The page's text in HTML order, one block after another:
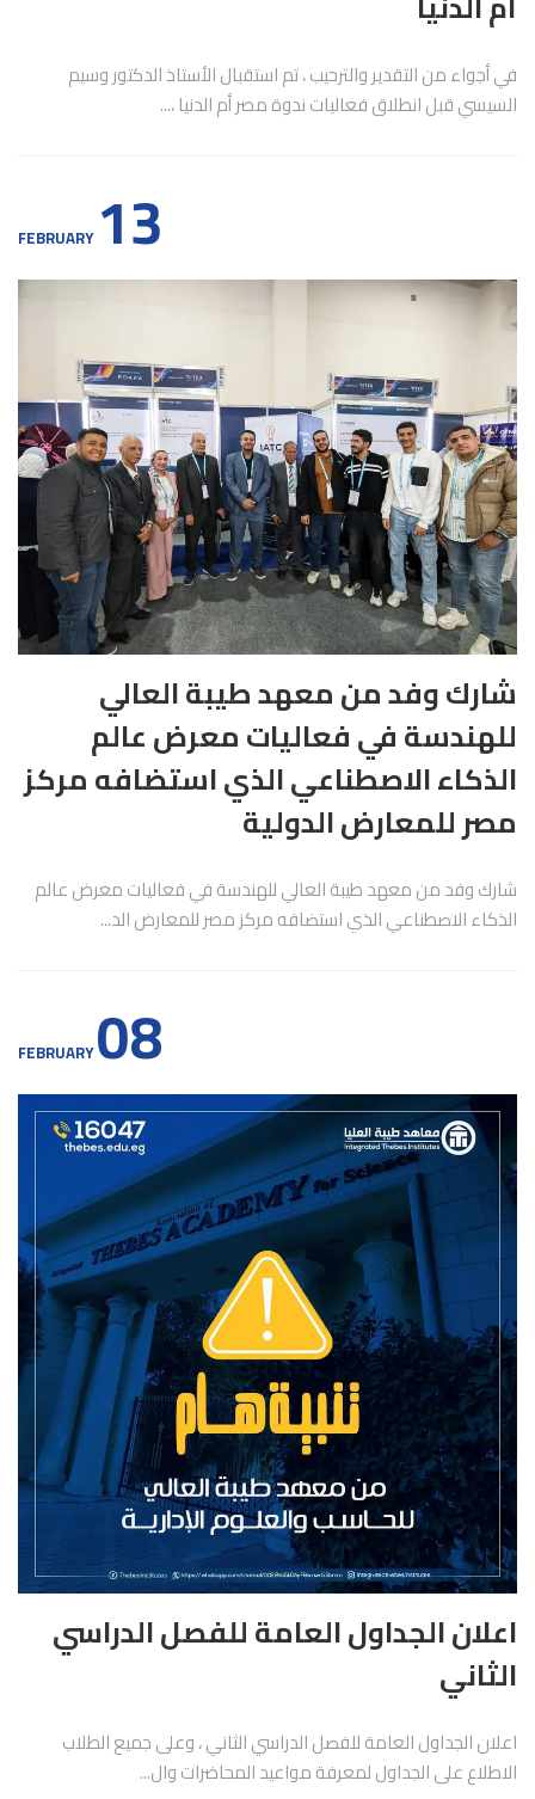
في أجواء من التقدير والترحيب ، تم استقبال الأستاذ الدكتور وسيم
السيسي قبل انطلاق فعاليات ندوة مصر أم الدنيا ،...
13
FEBRUARY
شارك وفد من معهد طيبة العالي
للهندسة في فعاليات معرض عالم
الذكاء الاصطناعي الذي استضافه مركز
مصر للمعارض الدولية
شارك وفد من معهد طيبة العالي للهندسة في فعاليات معرض عالم
الذكاء الاصطناعي الذي استضافه مركز مصر للمعارض الد...
08
FEBRUARY
اعلان الجداول العامة للفصل الدراسي
الثاني
اعلان الجداول العامة للفصل الدراسي الثاني ، وعلى جميع الطلاب
الاطلاع على الجداول لمعرفة مواعيد المحاضرات وال...